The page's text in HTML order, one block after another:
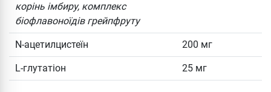
корінь імбиру, комплекс
біофлавоноїдів грейпфруту
N-ацетилцистеїн 200 мг
L-глутатіон 25 мг